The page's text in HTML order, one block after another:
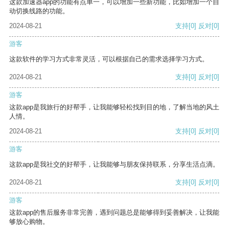
这款加速器app的功能有点单一，可以增加一些新功能，比如增加一个自
动切换线路的功能。
2024-08-21
支持[0] 反对[0]
游客
这款软件的学习方式非常灵活，可以根据自己的需求选择学习方式。
2024-08-21 支持[0] 反对[0]
游客
这款app是我旅行的好帮手，让我能够轻松找到目的地，了解当地的风土
人情。
2024-08-21
支持[0] 反对[0]
游客
这款app是我社交的好帮手，让我能够与朋友保持联系，分享生活点滴。
2024-08-21 支持[0] 反对[0]
游客
这款app的售后服务非常完善，遇到问题总是能够得到妥善解决，让我能
够放心购物。